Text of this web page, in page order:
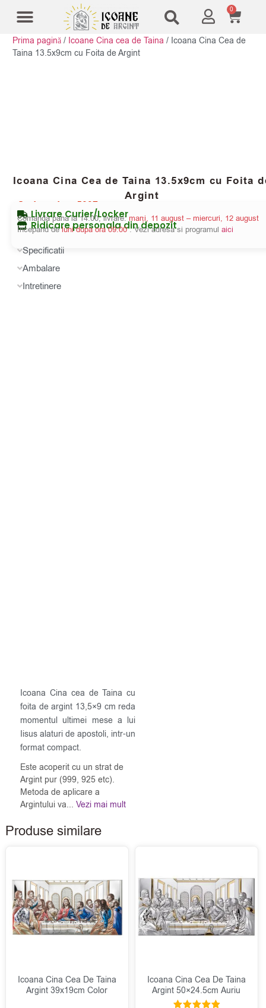
0
Prima pagină / Icoane Cina cea de Taina / Icoana Cina Cea de
Taina 13.5x9cm cu Foita de Argint
Icoana Cina Cea de Taina 13.5x9cm cu Foita
Argint
Cod produs: 5037
Livrare Curier/Locker
Comanda pana la 14:00, livrare:marți, 11 august – miercuri, 12 august
Ridicare personala din depozit
Incepand deluni dupa ora 09:00. Vezi adresa si programul aici
Specificatii
Ambalare
Intretinere
Icoana Cina cea de Taina cu
foita de argint 13,5×9 cm reda
momentul ultimei mese a lui
Iisus alaturi de apostoli, intr-un
format compact.
Este acoperit cu un strat de
Argint pur (999, 925 etc).
Metoda de aplicare a
Argintului va... Vezi mai mult
Produse similare
Icoana Cina Cea De Taina
Argint 39x19cm Color
Icoana Cina Cea De Taina
Argint 50×24.5cm Auriu